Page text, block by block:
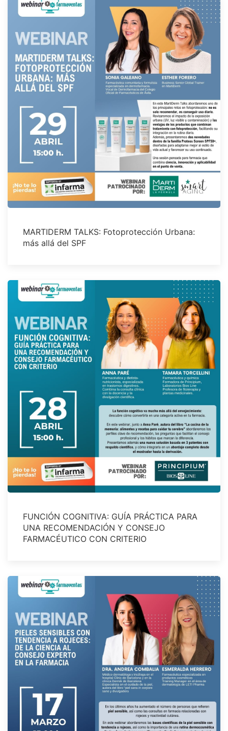
MARTIDERM TALKS: Fotoprotección Urbana:
más allá del SPF
FUNCIÓN COGNITIVA: GUÍA PRÁCTICA PARA
UNA RECOMENDACIÓN Y CONSEJO
FARMACÉUTICO CON CRITERIO